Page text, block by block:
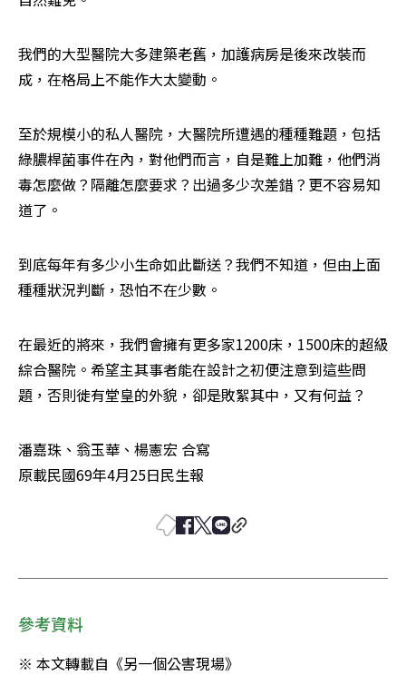
我們的大型醫院大多建築老舊，加護病房是後來改裝而
成，在格局上不能作大太變動。
至於規模小的私人醫院，大醫院所遭遇的種種難題，包括
綠膿桿菌事件在內，對他們而言，自是難上加難，他們消
毒怎麼做？隔離怎麼要求？出過多少次差錯？更不容易知
道了。
到底每年有多少小生命如此斷送？我們不知道，但由上面
種種狀況判斷，恐怕不在少數。
在最近的將來，我們會擁有更多家1200床，1500床的超級
綜合醫院。希望主其事者能在設計之初便注意到這些問
題，否則徙有堂皇的外貌，卻是敗絮其中，又有何益？
潘嘉珠、翁玉華、楊憲宏 合寫
原載民國69年4月25日民生報
參考資料
※ 本文轉載自《另一個公害現場》